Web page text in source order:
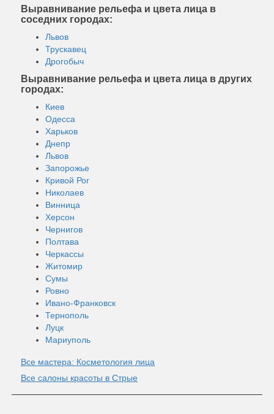
Выравнивание рельефа и цвета лица в
соседних городах:
Львов
Трускавец
Дрогобыч
Выравнивание рельефа и цвета лица в других
городах:
Киев
Одесса
Харьков
Днепр
Львов
Запорожье
Кривой Рог
Николаев
Винница
Херсон
Чернигов
Полтава
Черкассы
Житомир
Сумы
Ровно
Ивано-Франковск
Тернополь
Луцк
Мариуполь
Все мастера: Косметология лица
Все салоны красоты в Стрые